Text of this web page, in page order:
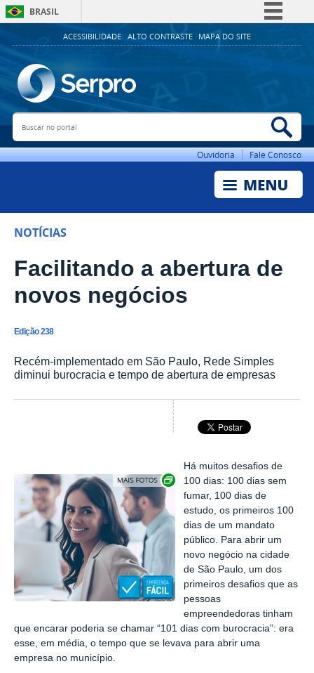
BRASIL
Simplifique!
Canais
ACESSIBILIDADE ALTO CONTRASTE MAPA DO SITE
Buscar no portal
Ouvidoria Fale Conosco
NOTÍCIAS
Facilitando a abertura de
novos negócios
Edição 238
Recém-implementado em São Paulo, Rede Simples
diminui burocracia e tempo de abertura de empresas
Exibir carrossel de imagens
Há muitos desafios de
100 dias: 100 dias sem
fumar, 100 dias de
estudo, os primeiros 100
dias de um mandato
público. Para abrir um
novo negócio na cidade
de São Paulo, um dos
primeiros desafios que as
pessoas
empreendedoras tinham
que encarar poderia se chamar “101 dias com burocracia”: era
esse, em média, o tempo que se levava para abrir uma
empresa no município.